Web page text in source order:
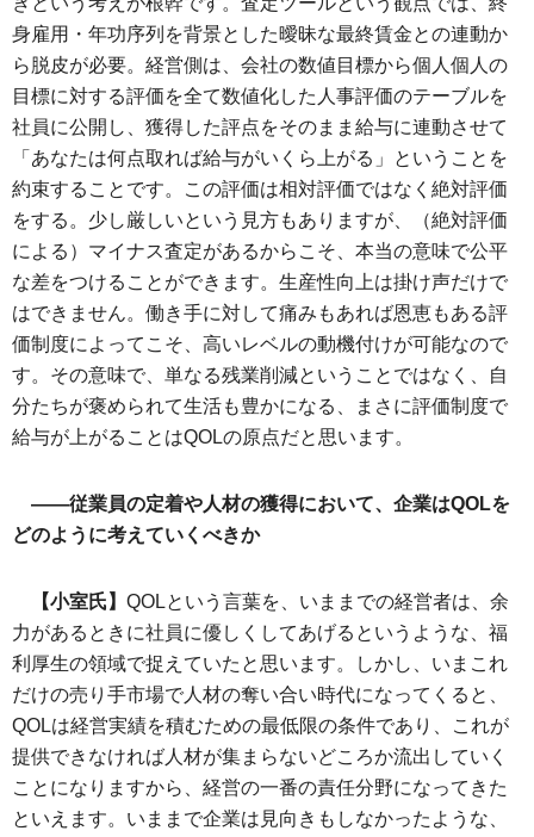
身雇用・年功序列を背景とした曖昧な最終賃金との連動か
ら脱皮が必要。経営側は、会社の数値目標から個人個人の
目標に対する評価を全て数値化した人事評価のテーブルを
社員に公開し、獲得した評点をそのまま給与に連動させて
「あなたは何点取れば給与がいくら上がる」ということを
約束することです。この評価は相対評価ではなく絶対評価
をする。少し厳しいという見方もありますが、（絶対評価
による）マイナス査定があるからこそ、本当の意味で公平
な差をつけることができます。生産性向上は掛け声だけで
はできません。働き手に対して痛みもあれば恩恵もある評
価制度によってこそ、高いレベルの動機付けが可能なので
す。その意味で、単なる残業削減ということではなく、自
分たちが褒められて生活も豊かになる、まさに評価制度で
給与が上がることはQOLの原点だと思います。
――従業員の定着や人材の獲得において、企業はQOLを
どのように考えていくべきか
【小室氏】 QOLという言葉を、いままでの経営者は、余
力があるときに社員に優しくしてあげるというような、福
利厚生の領域で捉えていたと思います。しかし、いまこれ
だけの売り手市場で人材の奪い合い時代になってくると、
QOLは経営実績を積むための最低限の条件であり、これが
提供できなければ人材が集まらないどころか流出していく
ことになりますから、経営の一番の責任分野になってきた
といえます。いままで企業は見向きもしなかったような、